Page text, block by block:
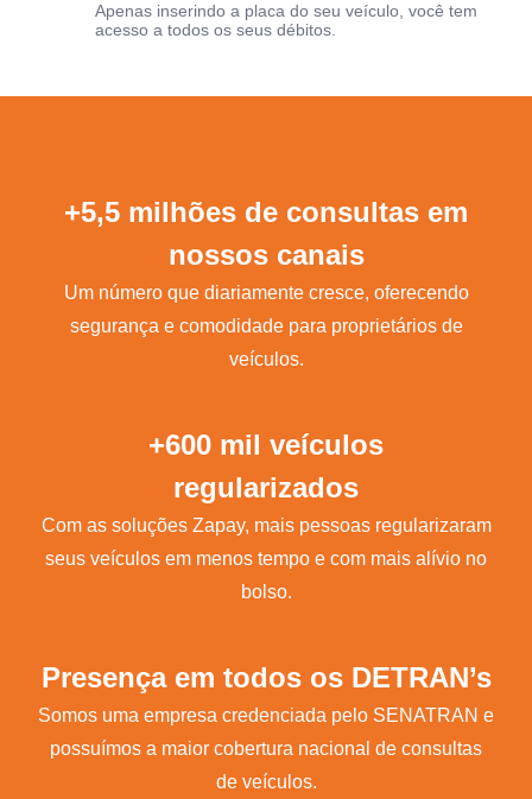
Apenas inserindo a placa do seu veículo, você tem
acesso a todos os seus débitos.
+5,5 milhões de consultas em
nossos canais
Um número que diariamente cresce, oferecendo
segurança e comodidade para proprietários de
veículos.
+600 mil veículos
regularizados
Com as soluções Zapay, mais pessoas regularizaram
seus veículos em menos tempo e com mais alívio no
bolso.
Presença em todos os DETRAN’s
Somos uma empresa credenciada pelo SENATRAN e
possuímos a maior cobertura nacional de consultas
de veículos.